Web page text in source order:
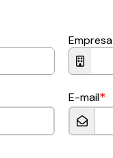
Empresa
E-mail*